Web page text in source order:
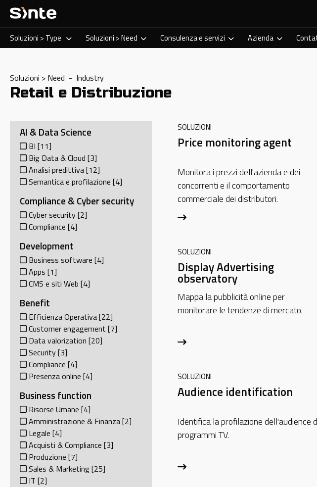
Soluzioni > Type Soluzioni > Need Consulenza e servizi Azienda
Soluzioni > Need - Industry
Retail e Distribuzione
AI & Data Science
BI [11]
Big Data & Cloud [3]
Analisi predittiva[12]
Semantica e profilazione [4]
Compliance & Cyber security
Cyber security[2]
Compliance [4]
Development
Business software [4]
Apps [1]
CMS e siti Web [4]
Benefit
Efficienza Operativa[22]
Customer engagement [7]
Data valorization [20]
Security[3]
Compliance [4]
Presenza online [4]
Business function
Risorse Umane [4]
Amministrazione & Finanza[2]
Legale [4]
Acquisti & Compliance [3]
Produzione [7]
Sales & Marketing[25]
IT [2]
SOLUZIONI
Price monitoring agent
Monitora i prezzi dell'azienda e dei
concorrenti e il comportamento
commerciale dei distributori.
SOLUZIONI
Display Advertising
observatory
Mappa la pubblicità online per
monitorare le tendenze di mercato.
SOLUZIONI
Audience identification
Identifica la profilazione dell'audience
programmi TV.